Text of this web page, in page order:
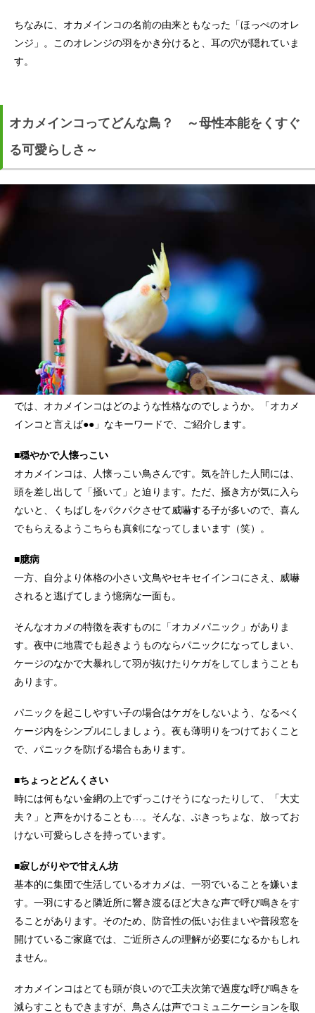
ちなみに、オカメインコの名前の由来ともなった「ほっぺのオレ
ンジ」。このオレンジの羽をかき分けると、耳の穴が隠れていま
す。
オカメインコってどんな鳥？ ～母性本能をくすぐ
る可愛らしさ～
では、オカメインコはどのような性格なのでしょうか。「オカメ
インコと言えば●●」なキーワードで、ご紹介します。
■穏やかで人懐っこい
オカメインコは、人懐っこい鳥さんです。気を許した人間には、
頭を差し出して「掻いて」と迫ります。ただ、掻き方が気に入ら
ないと、くちばしをパクパクさせて威嚇する子が多いので、喜ん
でもらえるようこちらも真剣になってしまいます（笑）。
■臆病
一方、自分より体格の小さい文鳥やセキセイインコにさえ、威嚇
されると逃げてしまう憶病な一面も。
そんなオカメの特徴を表すものに「オカメパニック」がありま
す。夜中に地震でも起きようものならパニックになってしまい、
ケージのなかで大暴れして羽が抜けたりケガをしてしまうことも
あります。
パニックを起こしやすい子の場合はケガをしないよう、なるべく
ケージ内をシンプルにしましょう。夜も薄明りをつけておくこと
で、パニックを防げる場合もあります。
■ちょっとどんくさい
時には何もない金網の上でずっこけそうになったりして、「大丈
夫？」と声をかけることも…。そんな、ぶきっちょな、放ってお
けない可愛らしさを持っています。
■寂しがりやで甘えん坊
基本的に集団で生活しているオカメは、一羽でいることを嫌いま
す。一羽にすると隣近所に響き渡るほど大きな声で呼び鳴きをす
ることがあります。そのため、防音性の低いお住まいや普段窓を
開けているご家庭では、ご近所さんの理解が必要になるかもしれ
ません。
オカメインコはとても頭が良いので工夫次第で過度な呼び鳴きを
減らすこともできますが、鳥さんは声でコミュニケーションを取